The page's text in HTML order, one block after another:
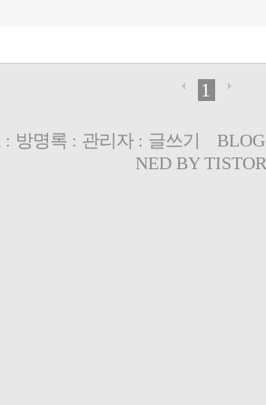
1
: 방명록: 관리자: 글쓰기
NED BY